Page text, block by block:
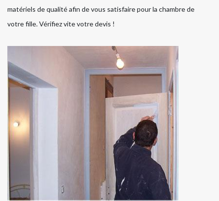
matériels de qualité afin de vous satisfaire pour la chambre de
votre fille. Vérifiez vite votre devis !